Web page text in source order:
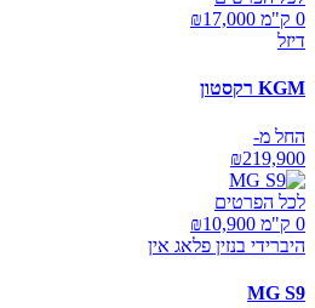
0 ק"מ ₪
17,000
דיזל
KGM רקסטון
החל מ-
₪219,900
לכל הפרטים
0 ק"מ ₪
10,900
היברידי בנזין פלאג אין
MG S9